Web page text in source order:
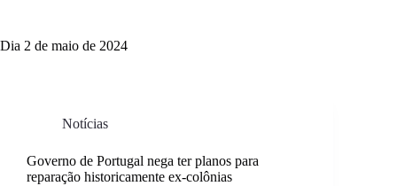
Dia 2 de maio de 2024
Notícias
Governo de Portugal nega ter planos para
reparação historicamente ex-colônias